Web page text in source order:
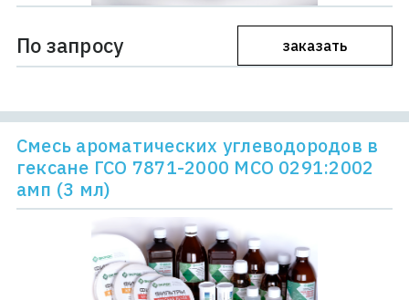
По запросу заказать
Смесь ароматических углеводородов в
гексане ГСО 7871-2000 МСО 0291:2002
амп (3 мл)